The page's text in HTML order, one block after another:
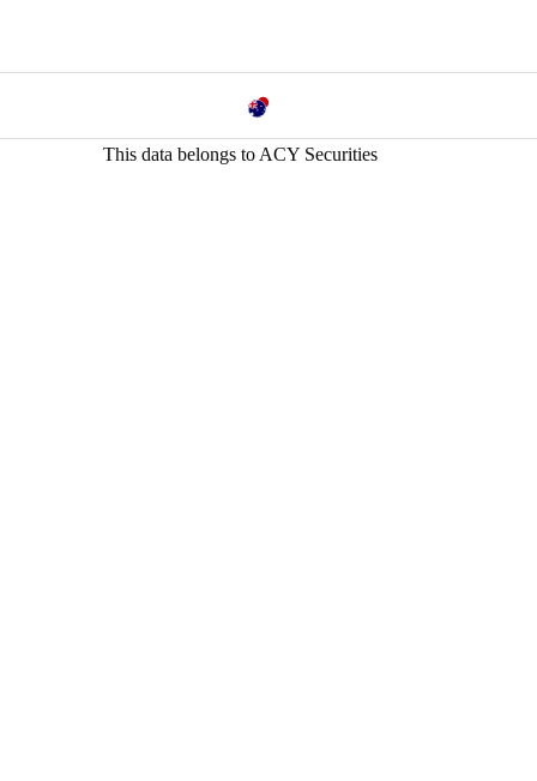
This data belongs to ACY Securities